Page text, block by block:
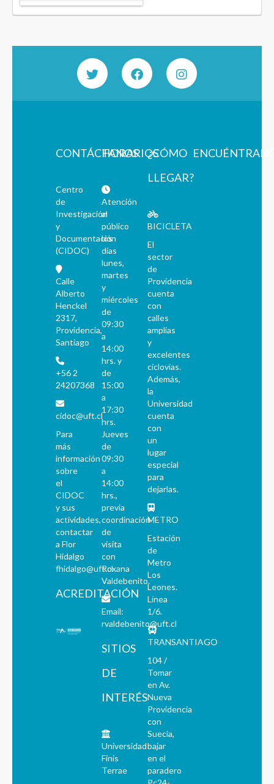
CONTÁCTANOS
Centro
de
Investigación
y
Documentación
(CIDOC)
Calle
Alberto
Henckel
2317,
Providencia,
Santiago
+56 2
24207368
cidoc@uft.cl
Para
más
información
sobre
el
CIDOC
y sus
actividades,
contactar
a Flor
Hidalgo
fhidalgo@uft.cl
ACREDITACIÓN
HORARIOS
Atención
al
público
los
días
lunes,
martes
y
miércoles
de
09:30
a
14:00
hrs. y
de
15:00
a
17:30
hrs.
Jueves
de
09:30
a
14:00
hrs.,
previa
coordinación
de
visita
con
Roxana
Valdebenito.
Email:
rvaldebenito@uft.cl
SITIOS
DE
INTERÉS
Universidad
Finis
Terrae
¿CÓMO
LLEGAR?
BICICLETA
El
sector
de
Providencia
cuenta
con
calles
amplias
y
excelentes
ciclovías.
Además,
la
Universidad
cuenta
con
un
lugar
especial
para
dejarlas.
METRO
Estación
de
Metro
Los
Leones.
Línea
1/6.
TRANSANTIAGO
104 /
Tomar
en Av.
Nueva
Providencia
con
Suecia,
bajar
en el
paradero